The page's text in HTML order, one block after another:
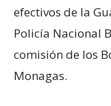
efectivos de la
Policía Nacional
comisión de los
Monagas.